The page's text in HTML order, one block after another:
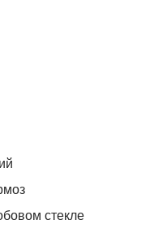
стекле